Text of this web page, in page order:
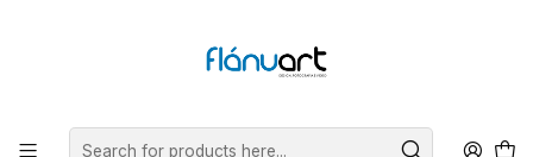
Prendas para Dias Festivos